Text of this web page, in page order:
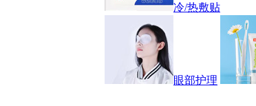
冷/热敷贴
眼部护理